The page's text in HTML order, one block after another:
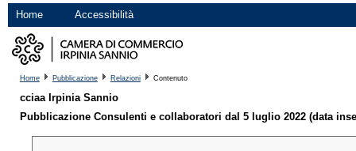
Home Accessibilità
Home Pubblicazione Relazioni Contenuto
cciaa Irpinia Sannio
Pubblicazione Consulenti e collaboratori dal 5 luglio 2022 (data